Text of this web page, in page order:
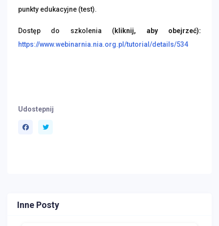
punkty edukacyjne (test).
Dostęp do szkolenia (kliknij, aby obejrzeć):
https://www.webinarnia.nia.org.pl/tutorial/details/534
Udostepnij
Inne Posty